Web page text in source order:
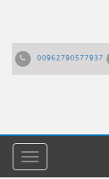
00962790577937
القائمة